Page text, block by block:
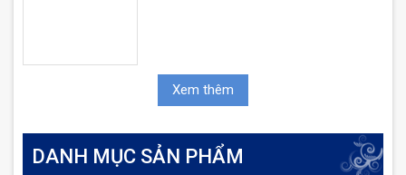
Xem thêm
DANH MỤC SẢN PHẨM